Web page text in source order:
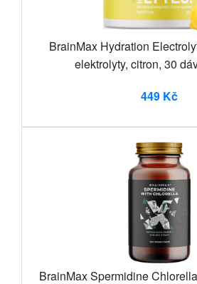
BrainMax Hydration
elektrolyty, citron, 30
449 Kč
BrainMax Spermidine